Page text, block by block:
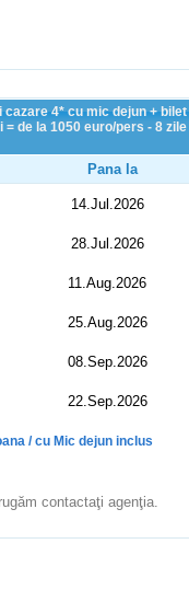
cazare 4* cu mic dejun +
de la 1050 euro/pers - 8 zile
Pana la
14.Jul.2026
28.Jul.2026
11.Aug.2026
25.Aug.2026
08.Sep.2026
22.Sep.2026
/ cu Mic dejun inclus
contactaţi agenţia.